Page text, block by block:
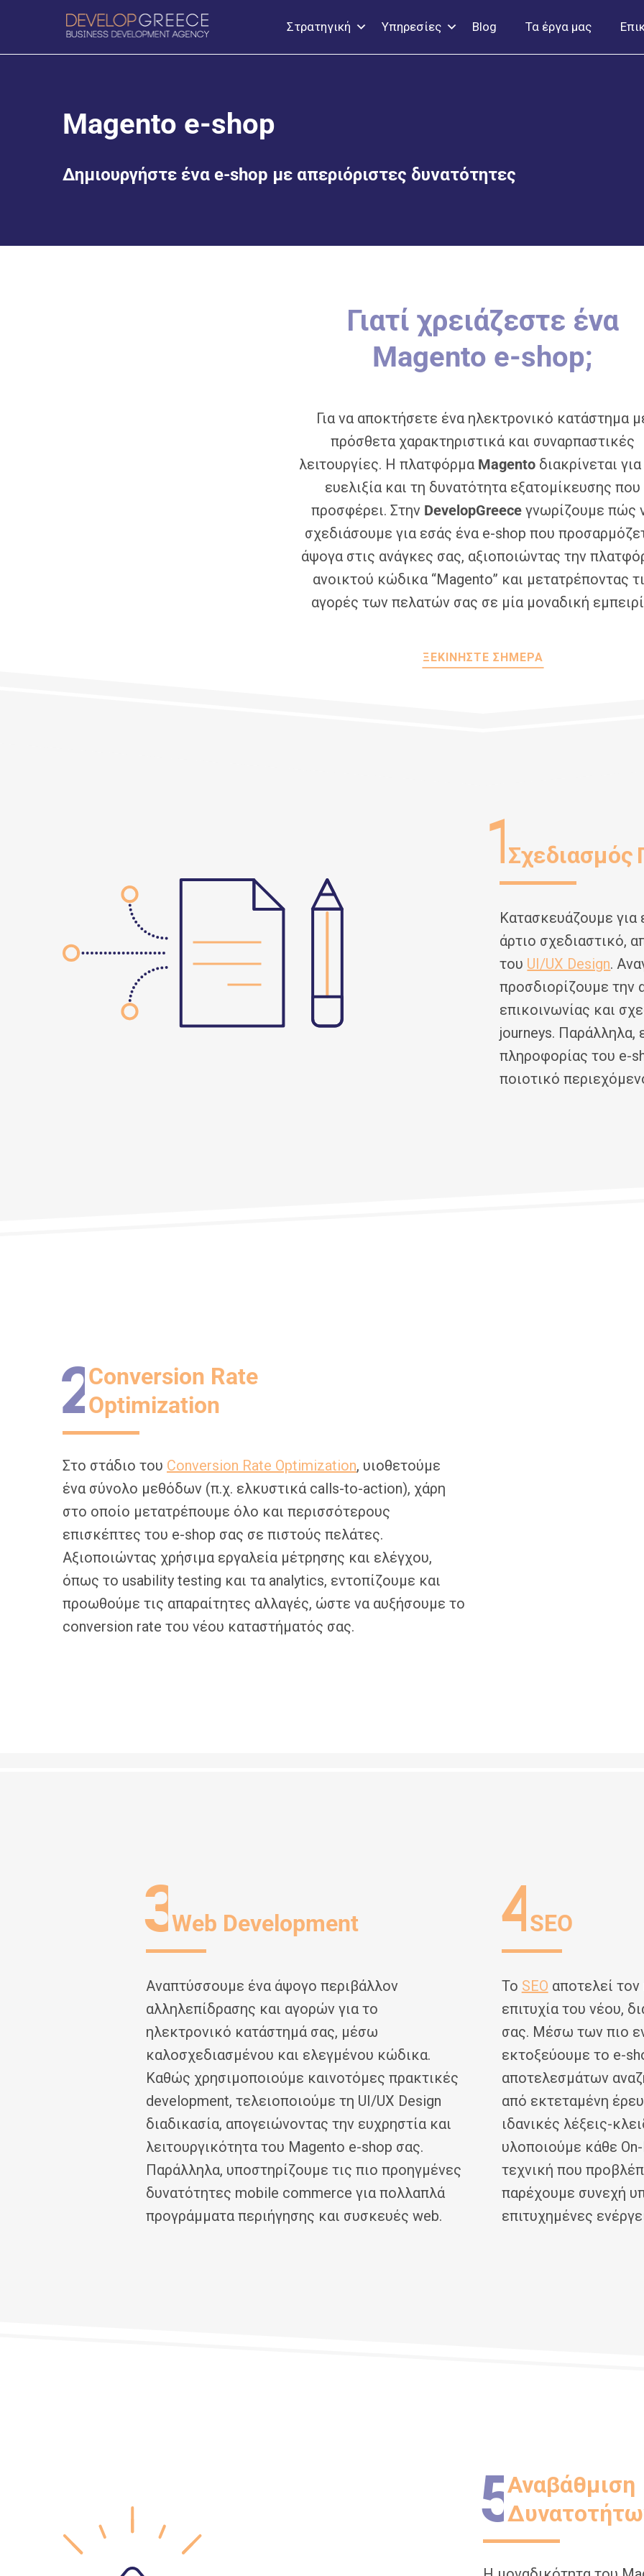
Στρατηγική Υπηρεσίες Blog Τα έργα μας
Magento e-shop
Δημιουργήστε ένα e-shop με απεριόριστες δυνατότητες
Γιατί χρειάζεστε ένα
Magento e-shop;
Για να αποκτήσετε ένα ηλεκτρονικό κατάστημα
πρόσθετα χαρακτηριστικά και συναρπαστικές
λειτουργίες. Η πλατφόρμα Magento διακρίνεται
ευελιξία και τη δυνατότητα εξατομίκευσης που
προσφέρει. Στην DevelopGreeceγνωρίζουμε πώς
σχεδιάσουμε για εσάς ένα e-shop που
άψογα στις ανάγκες σας, αξιοποιώντας την
ανοικτού κώδικα “Magento” και μετατρέποντας
αγορές των πελατών σας σε μία μοναδική
ΞΕΚΙΝΗΣΤΕ ΣΗΜΕΡΑ
1Σχεδιασμός
Κατασκευάζουμε για
άρτιο σχεδιαστικό,
του UΙ/UΧ Design.
προσδιορίζουμε την
επικοινωνίας και
journeys. Παράλληλα,
πληροφορίας του e-
ποιοτικό
2Conversion Rate
Optimization
Στο στάδιο του Conversion Rate Optimization, υιοθετούμε
ένα σύνολο μεθόδων (π.χ. ελκυστικά calls-to-action), χάρη
στο οποίο μετατρέπουμε όλο και περισσότερους
επισκέπτες του e-shop σας σε πιστούς πελάτες.
Αξιοποιώντας χρήσιμα εργαλεία μέτρησης και ελέγχου,
όπως το usability testing και τα analytics, εντοπίζουμε και
προωθούμε τις απαραίτητες αλλαγές, ώστε να αυξήσουμε το
conversion rate του νέου καταστήματός σας.
3Web Development
Αναπτύσσουμε ένα άψογο περιβάλλον
αλληλεπίδρασης και αγορών για το
ηλεκτρονικό κατάστημά σας, μέσω
καλοσχεδιασμένου και ελεγμένου κώδικα.
Καθώς χρησιμοποιούμε καινοτόμες πρακτικές
development, τελειοποιούμε τη UI/UX Design
διαδικασία, απογειώνοντας την ευχρηστία και
λειτουργικότητα του Magento e-shop σας.
Παράλληλα, υποστηρίζουμε τις πιο προηγμένες
δυνατότητες mobile commerce για πολλαπλά
προγράμματα περιήγησης και συσκευές web.
4SEO
Το SEO αποτελεί
επιτυχία του νέου,
σας. Μέσω των πιο
εκτοξεύουμε το e-
αποτελεσμάτων
από εκτεταμένη
ιδανικές λέξεις-
υλοποιούμε κάθε
τεχνική που
παρέχουμε συνεχή
επιτυχημένες
5Αναβάθμιση